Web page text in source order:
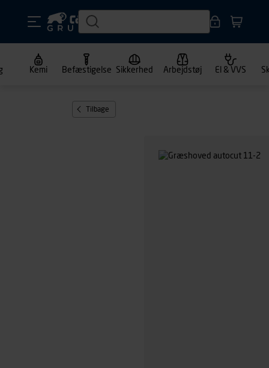
Kemi Befæstigelse Sikkerhed Arbejdstøj El & VVS
Tilbage